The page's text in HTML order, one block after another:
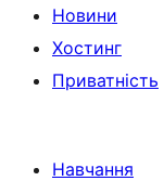
Новини
Хостинг
Приватність
Навчання